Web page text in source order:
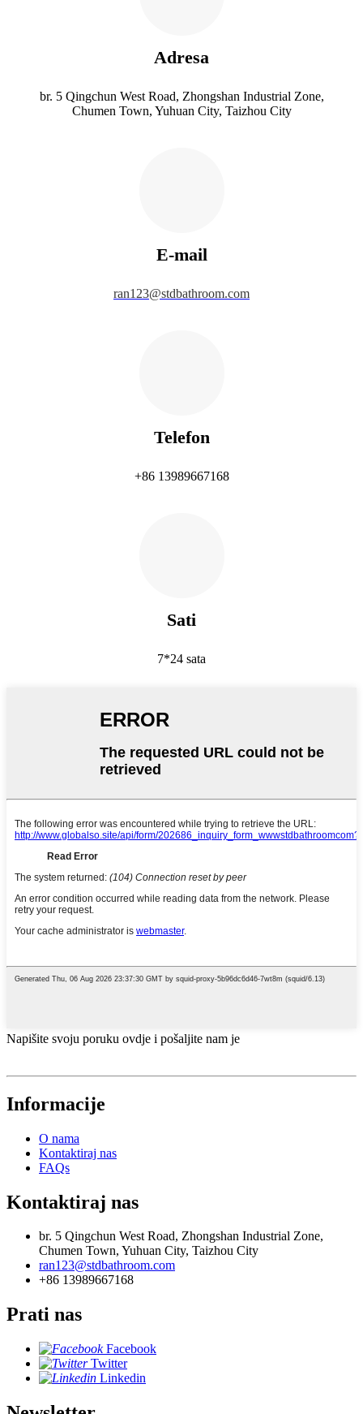
Adresa
br. 5 Qingchun West Road, Zhongshan Industrial Zone,
Chumen Town, Yuhuan City, Taizhou City
E-mail
ran123@stdbathroom.com
Telefon
+86 13989667168
Sati
7*24 sata
Napišite svoju poruku ovdje i pošaljite nam je
Informacije
O nama
Kontaktiraj nas
FAQs
Kontaktiraj nas
br. 5 Qingchun West Road, Zhongshan Industrial Zone,
Chumen Town, Yuhuan City, Taizhou City
ran123@stdbathroom.com
+86 13989667168
Prati nas
Facebook
Twitter
Linkedin